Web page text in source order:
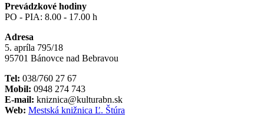
Prevádzkové hodiny
PO - PIA: 8.00 - 17.00 h
Adresa
5. apríla 795/18
95701 Bánovce nad Bebravou
Tel: 038/760 27 67
Mobil: 0948 274 743
E-mail: kniznica@kulturabn.sk
Web: Mestská knižnica Ľ. Štúra